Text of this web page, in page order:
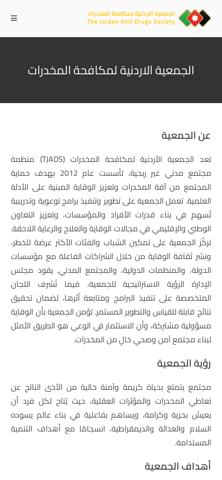
الجمعية الاردنية لمكافحة المخدرات
عن الجمعية
تعد الجمعية الأردنية لمكافحة المخدرات (TJADS) منظمة
مجتمع مدني غير ربحية، تأسست عام 2012 بهدف حماية
المجتمع من آفة المخدرات وتعزيز الوقاية المبنية على الأدلة
العلمية. تعمل الجمعية على تطوير وتنفيذ برامج توعوية وتدريبية
تُسهم في بناء قدرات الأفراد والمؤسسات، وتعزيز التعاون
الوطني والإقليمي في مجالات الوقاية والعلاج والرعاية اللاحقة.
تركّز الجمعية على تمكين الشباب والفئات الأكثر عرضة للخطر،
ونشر ثقافة الوقاية من خلال الشراكات الفاعلة مع مؤسسات
الدولة، والمنظمات الدولية، والمجتمع المدني. يقود مجلس
الإدارة الرؤية الاستراتيجية للجمعية، فيما تُشرف اللجان
المتخصصة على تنفيذ البرامج ومتابعة أثرها، لضمان تحقيق
نتائج قابلة للقياس والتطوير المستمر. تؤمن الجمعية بأن الوقاية
مسؤولية مشتركة، وأن الاستثمار في الوعي هو الطريق الأمثل
لبناء مجتمع آمن وصحي خالٍ من المخدرات.
رؤية الجمعية
مجتمع يتمتع بحياة كريمة وآمنة خالية من الأذى الناتج عن
تعاطي المخدرات والمؤثرات العقلية، حيث يُتاح لكل فرد أن
يعيش بحرية وكرامة، ويساهم بفاعلية في بناء عالم يسوده
السلام والعدالة والديمقراطية، انسجامًا مع أهداف التنمية
المستدامة.
أهداف الجمعية